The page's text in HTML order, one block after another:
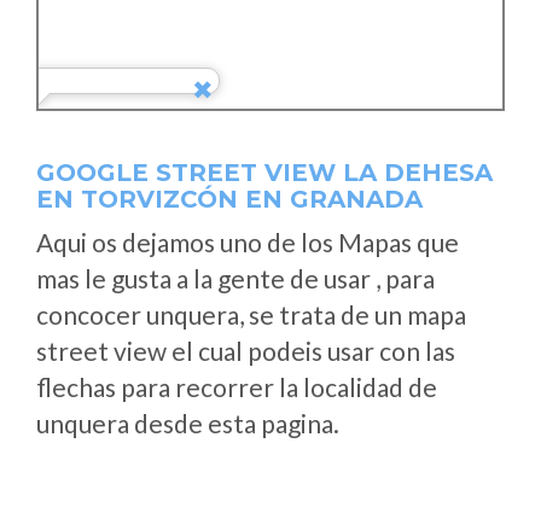
GOOGLE STREET VIEW LA DEHESA
EN TORVIZCÓN EN GRANADA
Aqui os dejamos uno de los Mapas que
mas le gusta a la gente de usar , para
concocer unquera, se trata de un mapa
street view el cual podeis usar con las
flechas para recorrer la localidad de
unquera desde esta pagina.